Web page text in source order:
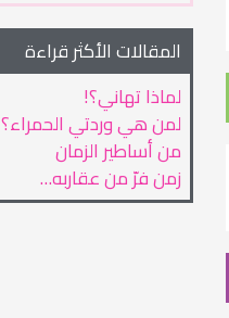
المقالات الأكثر قراءة
لماذا تهاني؟!
لمن هي وردتي الحمراء؟
من أساطير الزمان
زمن فرّ من عقاربه…